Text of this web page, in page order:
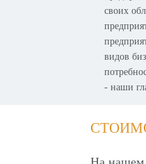
своих
видов
- наши